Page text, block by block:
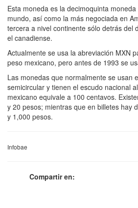
Esta moneda es la decimoquinta
mundo, así como la más negociada en
tercera a nivel continente sólo detrás del
el canadiense.
Actualmente se usa la abreviación MXN
peso mexicano, pero antes de 1993 se
Las monedas que normalmente se usan
semicircular y tienen el escudo nacional
mexicano equivale a 100 centavos.
y 20 pesos; mientras que en billetes hay
y 1,000 pesos.
Infobae
Compartir en: